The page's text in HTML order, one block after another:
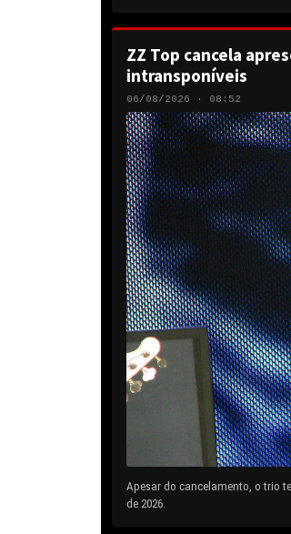
ZZ Top cancela
intransponíveis
06/08/2026 · 08:52
Apesar do cancelamento, o trio
de 2026.